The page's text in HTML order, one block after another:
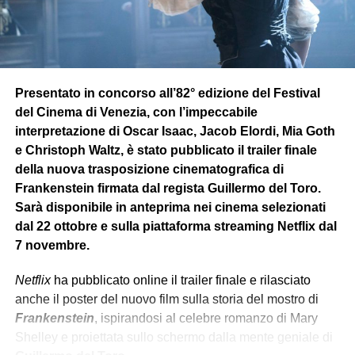
sconfitto, ma nota che il mondo non è più come lo aveva
lasciato.
team dello S.H.I.E.L.D affiancato daVedova Nerache lo
condurrà in diverse missioni sotto copertura. In una di
queste però si rende conto, insieme all’agente Romanoff
(Vedova Nera), che dietro lo S.H.I.E.L.D c’è una
cospirazione interna, e scopre che l’Hydra è
sopravvissutain segreto riuscendo a infiltrarsinello
S.H.I.E.L.D, rivelando anche che l’organizzazione ha
manipolatogli eventi globali più minacciosi e letali per
decenni.
PARALLELISMO MODERNO
Presentato in concorso all’82° edizione del Festival
del Cinema di Venezia, con l’impeccabile
interpretazione di Oscar Isaac, Jacob Elordi, Mia Goth
e Christoph Waltz, è stato pubblicato il trailer finale
della nuova trasposizione cinematografica di
Frankenstein firmata dal regista Guillermo del Toro.
Sarà disponibile in anteprima nei cinema selezionati
dal 22 ottobre e sulla piattaforma streaming Netflix dal
7 novembre.
Netflixha pubblicato online il trailer finale e rilasciato
anche il poster del nuovo film sulla storia del mostro di
Frankenstein, ispirandosi al celebre romanzo di Mary
Shelley e proiettata sullo schermo dalla mente geniale di